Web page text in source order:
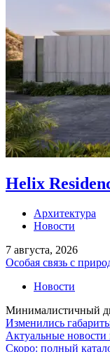
Helix
Архитектура
Новости
7 августа, 2026
Особая связь с
Новости
Минималистичный
Изменились
Актуальные
Скоро: полный